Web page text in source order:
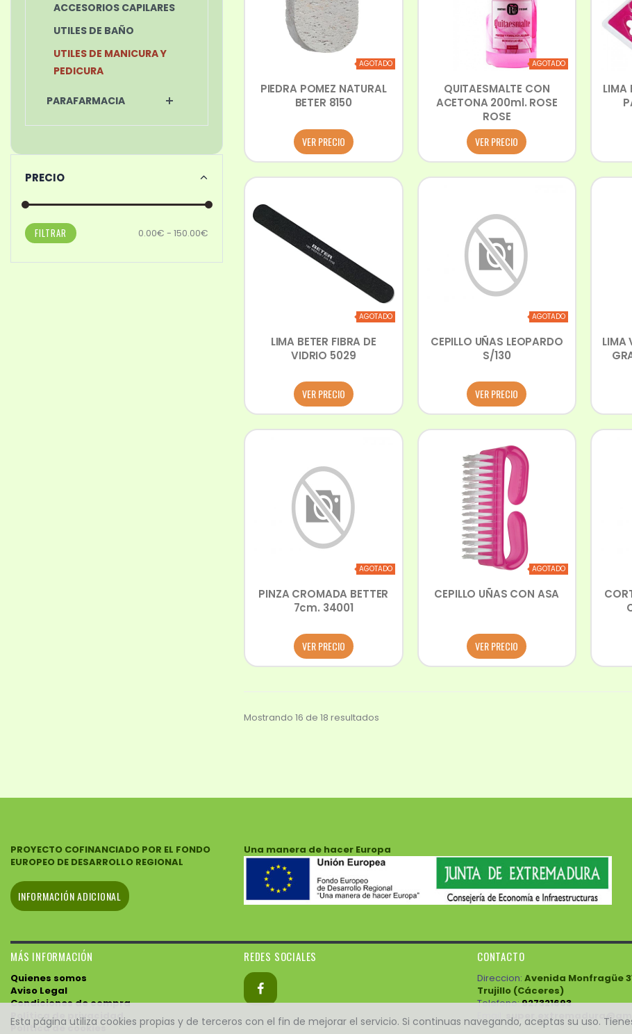
Esta página utiliza cookies propias y de terceros con el fin de mejorar el servicio. Si continuas navegando, aceptas su uso.
AGOTADO
PIEDRA POMEZ NATURAL
BETER 8150
VER PRECIO
AGOTADO
QUITAESMALTE CON
ACETONA 200ml. ROSE
ROSE
VER PRECIO
LIMA
AGOTADO
LIMA BETER FIBRA DE
VIDRIO 5029
VER PRECIO
AGOTADO
CEPILLO UÑAS LEOPARDO
S/130
VER PRECIO
LIMA
AGOTADO
PINZA CROMADA BETTER
7cm. 34001
VER PRECIO
AGOTADO
CEPILLO UÑAS CON ASA
VER PRECIO
Mostrando 16 de 18 resultados
ACCESORIOS CAPILARES
UTILES DE BAÑO
UTILES DE MANICURA Y
PEDICURA
PARAFARMACIA
PRECIO
FILTRAR 0.00€ - 150.00€
PROYECTO COFINANCIADO POR EL FONDO
EUROPEO DE DESARROLLO REGIONAL
INFORMACIÓN ADICIONAL
Una manera de hacer Europa
MÁS INFORMACIÓN
Quienes somos
Aviso Legal
Condiciones de compra
Política de privacidad
Política de cookies
REDES SOCIALES CONTACTO
Direccion: Avenida Monfragüe
Trujillo (Cáceres)
Telefono:927321693